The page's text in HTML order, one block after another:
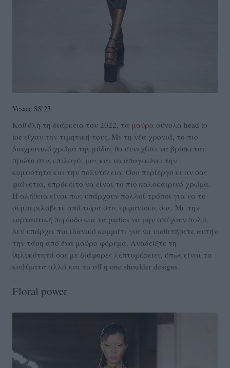
Vesace SS'23
Καθ'όλη τη διάρκεια του 2022, τα μαύρα σύνολα head to
toe είχαν την τιμητική τους. Με τη νέα χρονιά, το πιο
διαχρονικό χρώμα της μόδας θα συνεχίσει να βρίσκεται
πρώτο στις επιλογές μας και να απογειώνει την
κομψότητα και την πολυτέλεια. Όσο περίεργο κι αν σας
φαίνεται, επρόκειτο να είναι το πιο καλοκαιρινό χρώμα.
Η αλήθεια είναι πως υπάρχουν πολλοί τρόποι για να το
συμπεριλάβετε από τώρα στις εμφανίσεις σας. Με την
εορταστική περίοδο και τα parties να μην απέχουν πολύ,
δεν υπάρχει πιο ιδανικό κομμάτι για να υιοθετήσετε αυτήν
την τάση από ένα μαύρο φόρεμα. Αναδείξτε τη
θηλυκότητά σας με διάφορες λεπτομέρειες, όπως είναι τα
κοψίματα αλλά και τα off ή one shoulder designs.
Floral power